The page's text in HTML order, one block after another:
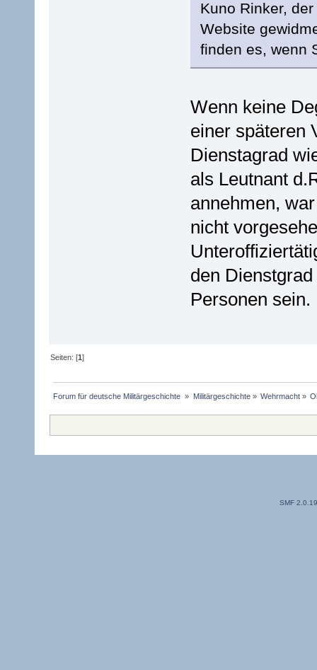
Kuno Rinker,
Website
finden es, wenn
Wenn keine
einer späteren
Dienstagrad
als Leutnant
annehmen,
nicht
den
Personen sein.
Seiten: [1]
Forum für deutsche Militärgeschichte » Militärgeschichte» Wehrmacht»
SMF 2.0.19